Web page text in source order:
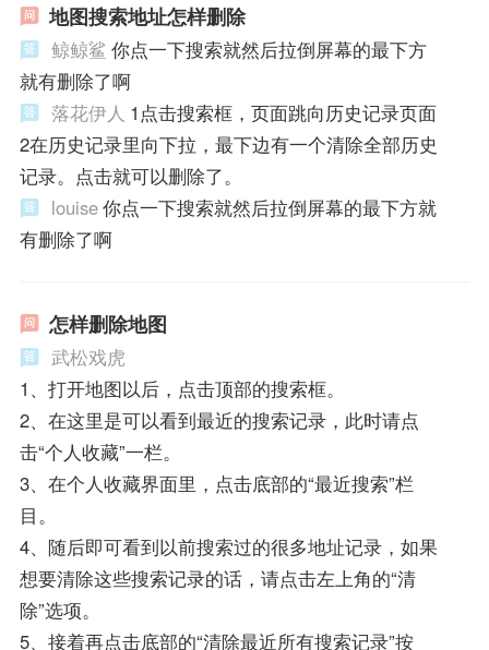
地图搜索地址怎样删除
鲸鲸鲨 你点一下搜索就然后拉倒屏幕的最下方
就有删除了啊
落花伊人 1点击搜索框，页面跳向历史记录页面
2在历史记录里向下拉，最下边有一个清除全部历史
记录。点击就可以删除了。
louise你点一下搜索就然后拉倒屏幕的最下方就
有删除了啊
怎样删除地图
武松戏虎
1、打开地图以后，点击顶部的搜索框。
2、在这里是可以看到最近的搜索记录，此时请点
击“个人收藏”一栏。
3、在个人收藏界面里，点击底部的“最近搜索”栏
目。
4、随后即可看到以前搜索过的很多地址记录，如果
想要清除这些搜索记录的话，请点击左上角的“清
除”选项。
5、接着再点击底部的“清除最近所有搜索记录”按